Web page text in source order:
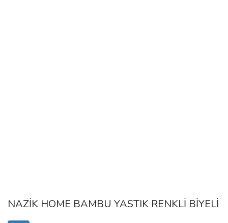
NAZİK HOME BAMBU YASTIK RENKLİ BİYELİ